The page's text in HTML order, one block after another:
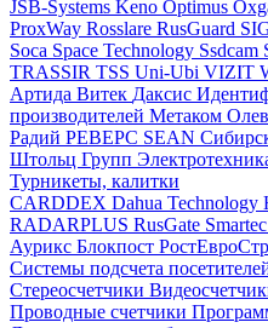
JSB-Systems Keno Optimus
ProxWay Rosslare RusGuard
Soca Space Technology Ssdcam
TRASSIR TSS Uni-Ubi VIZIT
Артида Витек Даксис
производителей Метаком
Радий РЕВЕРС SEAN
Штольц Групп
Турникеты, калитки
CARDDEX Dahua Technology
RADARPLUS RusGate Smartec
Аурикс Блокпост
Системы подсчета
Стереосчетчики
Проводные счетчики